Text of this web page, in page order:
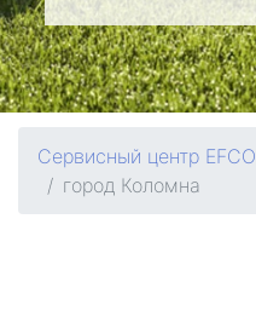
Сервисный центр EFCO
город Коломна